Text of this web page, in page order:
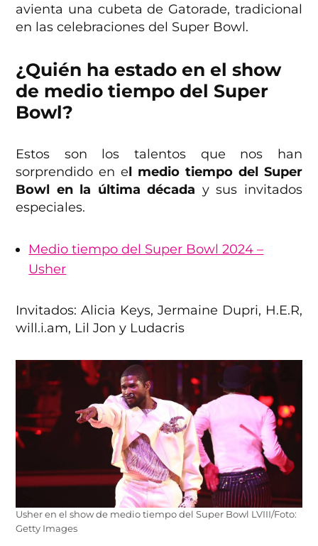
avienta una cubeta de Gatorade, tradicional
en las celebraciones del Super Bowl.
¿Quién ha estado en el show
de medio tiempo del Super
Bowl?
Estos son los talentos que nos han
sorprendido en el medio tiempo del Super
Bowl en la última década y sus invitados
especiales.
Medio tiempo del Super Bowl 2024 –
Usher
Invitados: Alicia Keys, Jermaine Dupri, H.E.R,
will.i.am, Lil Jon y Ludacris
Usher en el show de medio tiempo del Super Bowl LVIII/Foto:
Getty Images